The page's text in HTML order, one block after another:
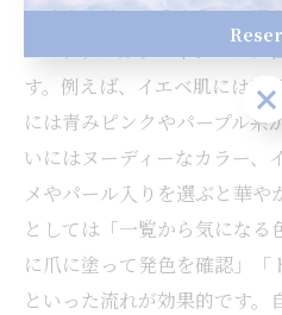
ネイルホリックのカラー一覧
パーソナルカラーやシーンに
す。例えば、イエベ肌には暖
には青みピンクやパープル系
いにはヌーディーなカラー、
メやパール入りを選ぶと華や
としては「一覧から気になる
に爪に塗って発色を確認」「
といった流れが効果的です。